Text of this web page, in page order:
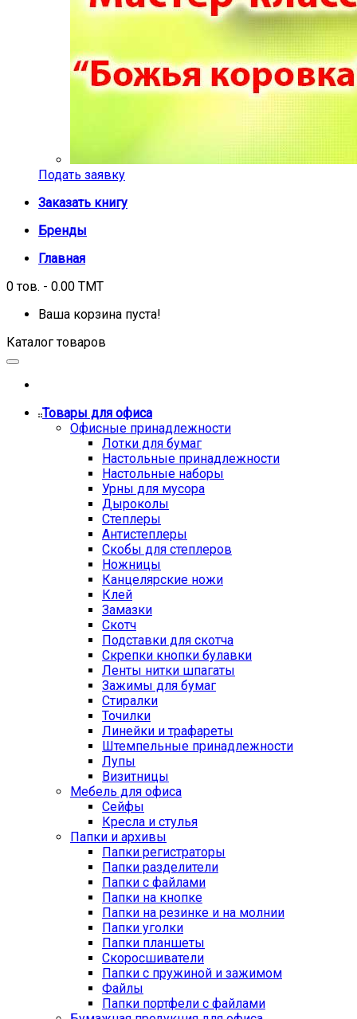
Подать заявку
Заказать книгу
Бренды
Главная
0 тов. - 0.00 TMT
Ваша корзина пуста!
Каталог товаров
Товары для офиса
Офисные принадлежности
Лотки для бумаг
Настольные принадлежности
Настольные наборы
Урны для мусора
Дыроколы
Степлеры
Антистеплеры
Скобы для степлеров
Ножницы
Канцелярские ножи
Клей
Замазки
Скотч
Подставки для скотча
Скрепки кнопки булавки
Ленты нитки шпагаты
Зажимы для бумаг
Стиралки
Точилки
Линейки и трафареты
Штемпельные принадлежности
Лупы
Визитницы
Мебель для офиса
Сейфы
Кресла и стулья
Папки и архивы
Папки регистраторы
Папки разделители
Папки с файлами
Папки на кнопке
Папки на резинке и на молнии
Папки уголки
Папки планшеты
Скоросшиватели
Папки с пружиной и зажимом
Файлы
Папки портфели с файлами